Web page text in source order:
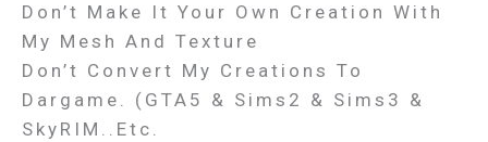
Don’t Make It Your Own Creation With
My Mesh And Texture
Don’t Convert My Creations To
Dargame. (GTA5 & Sims2 & Sims3 &
SkyRIM..etc.